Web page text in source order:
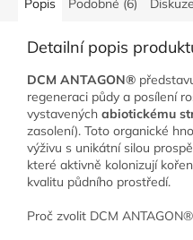
Popis Podobné (6) Diskuze
Detailní popis
DCM ANTAGON®
regeneraci půdy a posílení
vystavených abiotickému
zasolení). Toto organické
výživu s unikátní silou
které aktivně kolonizují
kvalitu půdního prostředí.
Proč zvolit DCM